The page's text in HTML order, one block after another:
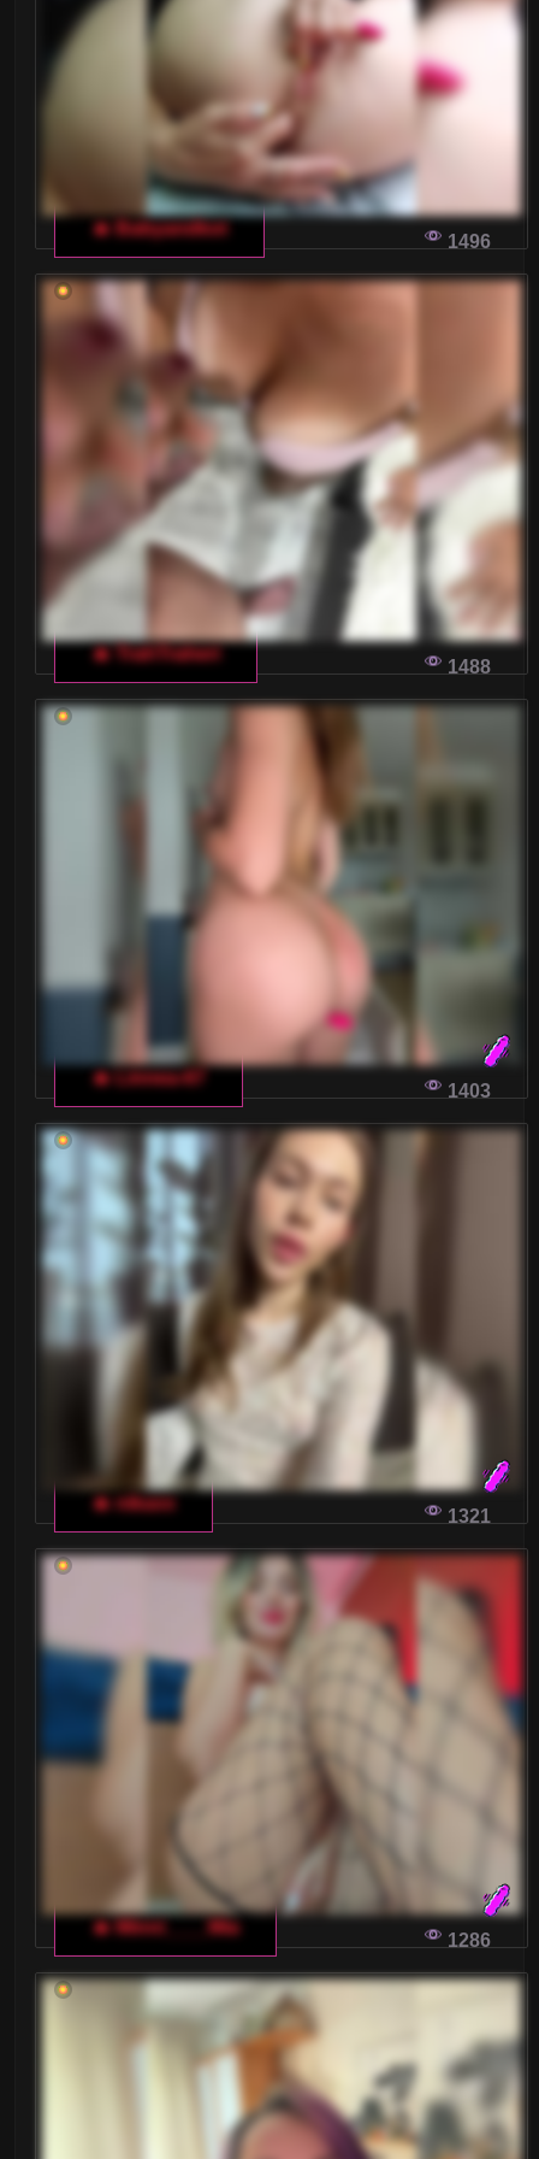
Małe piersi
Nastolatki 18+
Ogolone cipki
Owłosione cipki
Palenie
Rude
Sex Grupowy
Stopy Fetysz
Studentki
Umięśnione
Wielkie Cyce
Wielkie Piersi
Wytrysk kobiecy
XXL
Średnie cyce
Żony
DLACZEGO WŁOSKI CZAT DLA
DOROSŁYCH PODBIJA INTERNET?
popularny wśród internautów. Zastanawiasz się,
dlaczego? Oto kilka powodów, które sprawiają,
że ta forma rozrywki przyciąga uwagę wielu
użytkowników.
NIEZAPOMNIANA PRZYGODA NA WŁOSKIM
CZACIE DLA DOROSŁYCH
Zanurz się w ekscytujący świat włoskich
streamerów na czatach dla dorosłych i poznaj
topowych mężczyzn, którzy przyciągają uwagę
widzów z całego świata.
WŁOSKA PRZYGODA DLA DOROSŁYCH:
SEKRETY SUKCESU W CZATACH
EROTYCZNYCH
Zanurz się w emocjonujący świat włoskich
czatów dla dorosłych! Oto garść porad, które
pomogą Ci w pełni korzystać z nich, uzyskać
maksimum przyjemności i po prostu świetnie się
NIE TYLKO ROZMOWA: CO KOBIETY
NAPRAWDĘ CENIĄ W KLIENTACH
WŁOSKIEGO CZATU DLA DOROSŁYCH
W świecie wirtualnych rozmów dorosłych, klienci
często zastanawiają się, co naprawdę przyciąga
uwagę kobiet na włoskich czatach. Oto sekrety i
porady, jak stać się tym wyjątkowym klientem,
który zostaje zapamiętany.
🔥 Babyandkot
1496
🔥 TrahTraheri
1488
🔥 Linnea-67
1403
🔥 nikaxx
1321
🔥 Minni____Mia
1286